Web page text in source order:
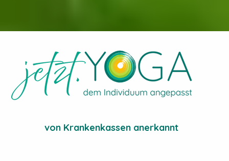
von Krankenkassen anerkannt